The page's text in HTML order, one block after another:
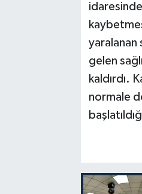
yaralanan
gelen
kaldırdı.
normale